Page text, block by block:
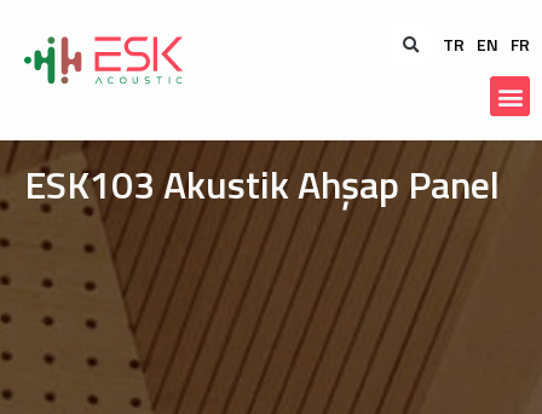
TR EN FR
ESK103 Akustik Ahşap Panel